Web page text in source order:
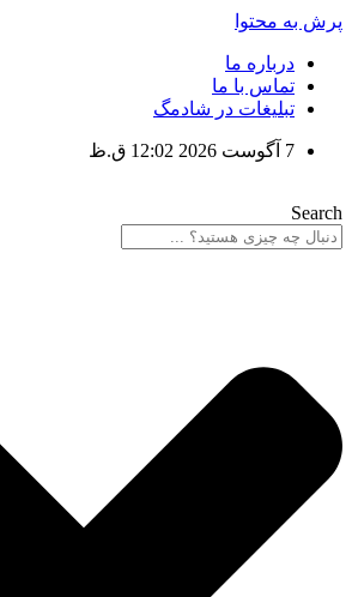
پرش به محتوا
درباره ما
تماس با ما
تبلیغات در شادمگ
7 آگوست 2026 12:02 ق.ظ
Search